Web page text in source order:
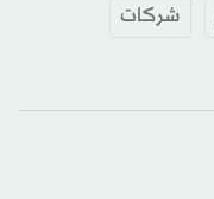
شركات